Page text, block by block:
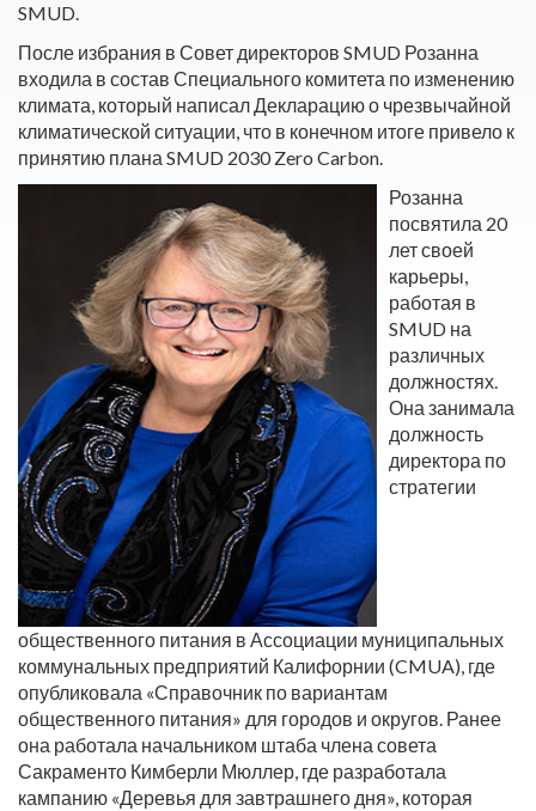
SMUD.
После избрания в Совет директоров SMUD Розанна
входила в состав Специального комитета по изменению
климата, который написал Декларацию о чрезвычайной
климатической ситуации, что в конечном итоге привело к
принятию плана SMUD 2030 Zero Carbon.
Розанна
посвятила 20
лет своей
карьеры,
работая в
SMUD на
различных
должностях.
Она занимала
должность
директора по
стратегии
общественного питания в Ассоциации муниципальных
коммунальных предприятий Калифорнии (CMUA), где
опубликовала «Справочник по вариантам
общественного питания» для городов и округов. Ранее
она работала начальником штаба члена совета
Сакраменто Кимберли Мюллер, где разработала
кампанию «Деревья для завтрашнего дня», которая